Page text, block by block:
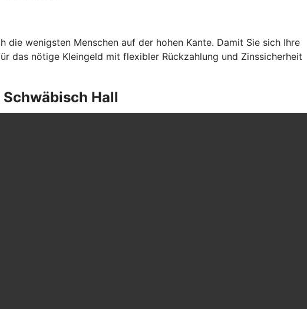
die wenigsten Menschen auf der hohen Kante. Damit Sie sich Ihre
das nötige Kleingeld mit flexibler Rückzahlung und Zinssicherheit
Hall